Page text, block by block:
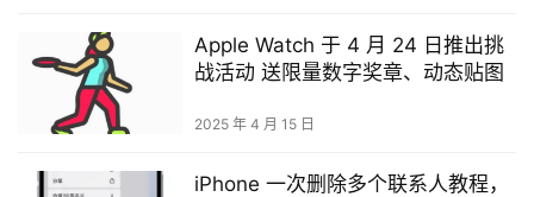
Apple Watch 于 4 月 24 日推出挑
战活动 送限量数字奖章、动态贴图
2025 年 4 月 15 日
iPhone 一次删除多个联系人教程，